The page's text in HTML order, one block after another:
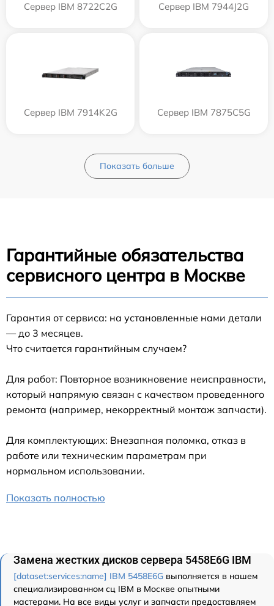
Сервер IBM 8722C2G Сервер IBM 7944J2G
Сервер IBM 7914K2G Сервер IBM 7875C5G
Показать больше
Гарантийные обязательства
сервисного центра в Москве
Гарантия от сервиса: на установленные нами детали
— до 3 месяцев.
Что считается гарантийным случаем?
Для работ: Повторное возникновение неисправности,
который напрямую связан с качеством проведенного
ремонта (например, некорректный монтаж запчасти).
Для комплектующих: Внезапная поломка, отказ в
работе или техническим параметрам при
нормальном использовании.
Показать полностью
Замена жестких дисков сервера 5458E6G IBM
[dataset:services:name] IBM 5458E6G выполняется в нашем
специализированном сц IBM в Москве опытными
мастерами. На все виды услуг и запчасти предоставляем